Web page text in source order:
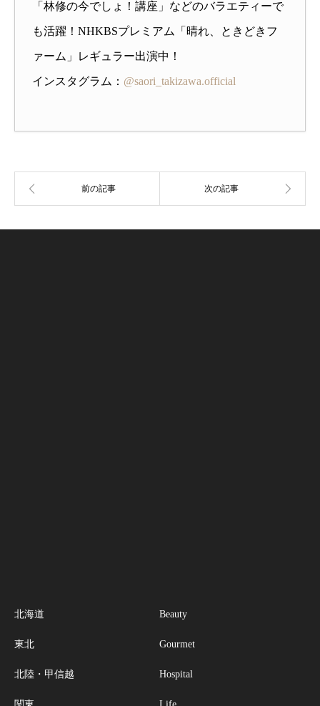
「林修の今でしょ！講座」などのバラエティーで
も活躍！NHKBSプレミアム「晴れ、ときどきフ
ァーム」レギュラー出演中！
インスタグラム： @saori_takizawa.official
北海道
東北
北陸・甲信越
Beauty
Gourmet
Hospital